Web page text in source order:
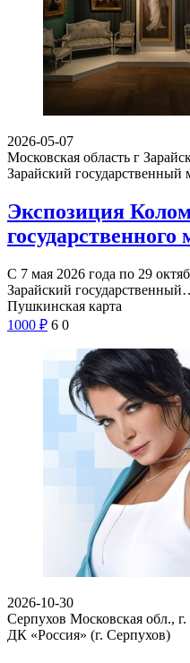
2026-05-07
Московская область г
Зарайский государственный
Экспозиция
государственного
С 7 мая 2026 года по 29
Зарайский
Пушкинская карта
1000 ₽ 6 0
2026-10-30
Серпухов Московская обл.,
ДК «Россия» (г. Серпухов)